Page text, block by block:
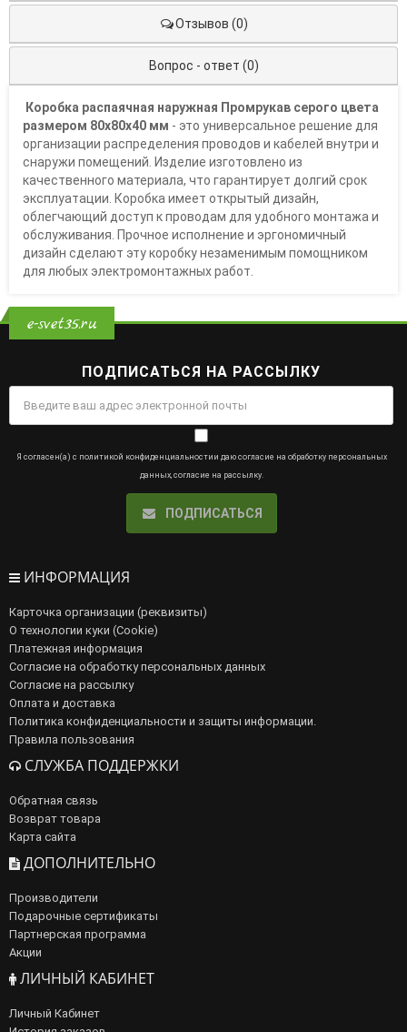
Отзывов (0)
Вопрос - ответ (0)
Коробка распаячная наружная Промрукав серого цвета
размером 80х80х40 мм - это универсальное решение для
организации распределения проводов и кабелей внутри и
снаружи помещений. Изделие изготовлено из
качественного материала, что гарантирует долгий срок
эксплуатации. Коробка имеет открытый дизайн,
облегчающий доступ к проводам для удобного монтажа и
обслуживания. Прочное исполнение и эргономичный
дизайн сделают эту коробку незаменимым помощником
для любых электромонтажных работ.
e-svet35.ru
ПОДПИСАТЬСЯ НА РАССЫЛКУ
Я согласен(а) с политикой конфиденциальности и даю согласие на обработку персональных
данных, согласие на рассылку.
ПОДПИСАТЬСЯ
ИНФОРМАЦИЯ
Карточка организации (реквизиты)
О технологии куки (Cookie)
Платежная информация
Согласие на обработку персональных данных
Согласие на рассылку
Оплата и доставка
Политика конфиденциальности и защиты информации.
Правила пользования
СЛУЖБА ПОДДЕРЖКИ
Обратная связь
Возврат товара
Карта сайта
ДОПОЛНИТЕЛЬНО
Производители
Подарочные сертификаты
Партнерская программа
Акции
ЛИЧНЫЙ КАБИНЕТ
Личный Кабинет